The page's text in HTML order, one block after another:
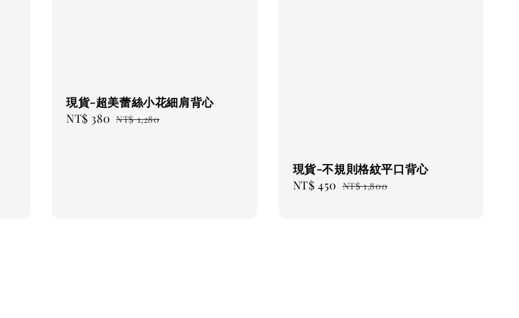
現貨-超美蕾絲小花細肩背心
Sale
NT$ 380 Regular
NT$ 1,280
現貨-不規則格紋平口背心
Sale
NT$ 450 Regular
NT$ 1,800